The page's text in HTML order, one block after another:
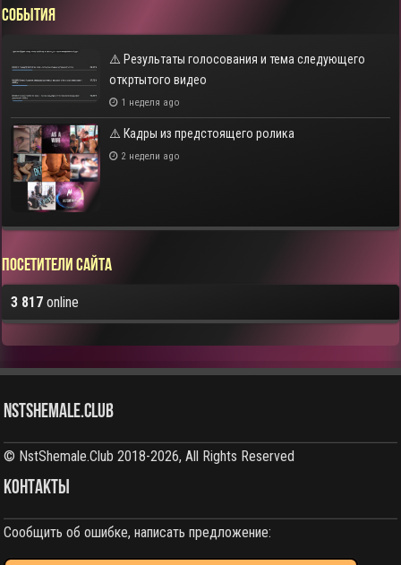
СОБЫТИЯ
⚠️ Результаты голосования и тема следующего
откртытого видео
1 неделя ago
⚠️ Кадры из предстоящего ролика
2 недели ago
Посетители сайта
3 817 online
NstShemale.Club
© NstShemale.Club 2018-2026, All Rights Reserved
КОНТАКТЫ
Сообщить об ошибке, написать предложение: